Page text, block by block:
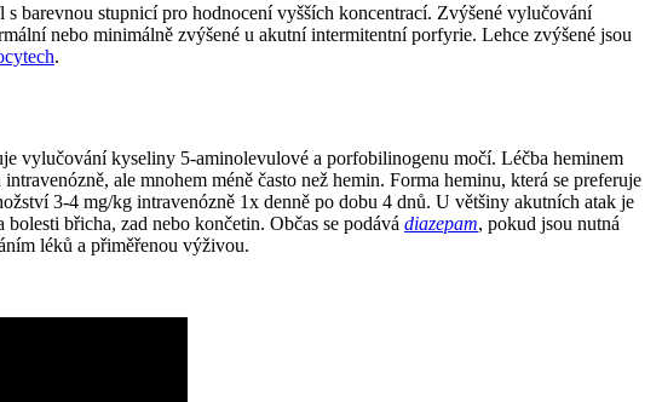
s barevnou stupnicí pro hodnocení vyšších koncentrací. Zvýšené vylučování
nebo minimálně zvýšené u akutní intermitentní porfyrie. Lehce zvýšené jsou
.
vylučování kyseliny 5-aminolevulové a porfobilinogenu močí. Léčba heminem
ale mnohem méně často než hemin. Forma heminu, která se preferuje
3-4 mg/kg intravenózně 1x denně po dobu 4 dnů. U většiny akutních atak je
bolesti břicha, zad nebo končetin. Občas se podává diazepam, pokud jsou nutná
léků a přiměřenou výživou.